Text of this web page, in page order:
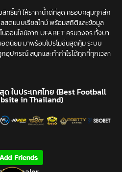
สิทธิ์แท้ ให้ราคาน้ำดีที่สุด ครอบคลุมทุกลีก
สดแบบเรียลไทม์ พร้อมสถิติและข้อมูล
ออนไลน์จาก UFABET ครบวงจร ทั้งบา
อดนิยม มาพร้อมโปรโมชั่นสุดคุ้ม ระบบ
อุปกรณ์ สนุกและทำกำไรได้ทุกที่ทุกเวลา
ในประเทศไทย (Best Football
in Thailand)